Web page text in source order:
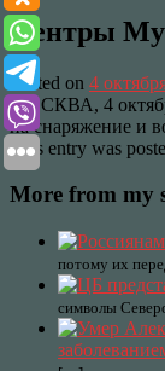
Центры
Posted on 4
МОСКВА, 4
на снаряжение и
This entry was
More from my
потому их
символы